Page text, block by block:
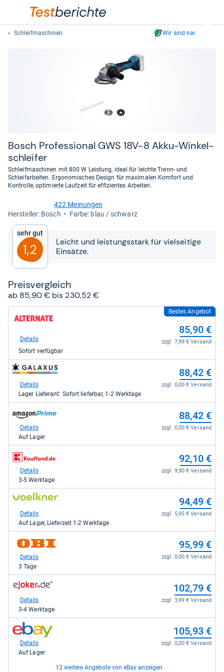
Schleifmaschinen Wir sind nachhaltig
Bosch Pro­fes­sio­nal GWS 18V-​8 Akku-​Win­kel­
schlei­fer
Schleifmaschinen mit 800 W Leistung, ideal für leichte Trenn- und
Schleifarbeiten. Ergonomisches Design für maximalen Komfort und
Kontrolle, optimierte Laufzeit für effizientes Arbeiten.
von
Sternen
422 Meinungen
Her­stel­ler: Bosch
Farbe: blau / schwarz
Sehr gut
1,2
Leicht und leistungsstark für vielseitige
Einsätze.
Preis­ver­gleich
ab 85,90 € bis 230,52 €
zum
Shop:
Alternate
85,90
kaufen.
Bestes Angebot
85,90 €
zzgl. 7,99 € Versand
Details
Sofort verfügbar
zum
Shop:
galaxus
kaufen.
88,42 €
zzgl. 0,00 € Versand
Details
Lager Lieferant: Sofort lieferbar, 1-2 Werktage
zum
Shop:
Amazon.de
kaufen.
88,42 €
zzgl. 0,00 € Versand
Details
Auf Lager
zum
Shop:
Kaufland
kaufen.
92,10 €
zzgl. 9,90 € Versand
Details
3-5 Werktage
zum
voelkner.de
kaufen.
94,49 €
zzgl. 5,95 € Versand
Details
Auf Lager, Lieferzeit 1-2 Werktage
zum
Shop:
OBI
kaufen.
95,99 €
zzgl. 0,00 € Versand
Details
3 Tage
zum
Shop:
ejoker.de
102,79
kaufen.
102,79 €
zzgl. 3,99 € Versand
Details
3-4 Werktage
zum
Shop:
eBay
105,93 €
zzgl. 0,00 € Versand
Details
Auf Lager
12 weitere Angebote von eBay anzeigen